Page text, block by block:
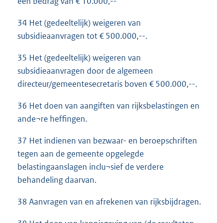
34 Het (gedeeltelijk) weigeren van
subsidieaanvragen tot € 500.000,--.
35 Het (gedeeltelijk) weigeren van
subsidieaanvragen door de algemeen
directeur/gemeentesecretaris boven € 500.000,--.
36 Het doen van aangiften van rijksbelastingen en
ande¬re heffingen.
37 Het indienen van bezwaar- en beroepschriften
tegen aan de gemeente opgelegde
belastingaanslagen inclu¬sief de verdere
behandeling daarvan.
38 Aanvragen van en afrekenen van rijksbijdragen.